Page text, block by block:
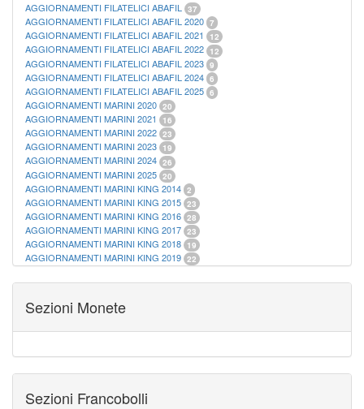
AGGIORNAMENTI FILATELICI ABAFIL 37
AGGIORNAMENTI FILATELICI ABAFIL 2020 7
AGGIORNAMENTI FILATELICI ABAFIL 2021 12
AGGIORNAMENTI FILATELICI ABAFIL 2022 12
AGGIORNAMENTI FILATELICI ABAFIL 2023 9
AGGIORNAMENTI FILATELICI ABAFIL 2024 6
AGGIORNAMENTI FILATELICI ABAFIL 2025 6
AGGIORNAMENTI MARINI 2020 20
AGGIORNAMENTI MARINI 2021 16
AGGIORNAMENTI MARINI 2022 23
AGGIORNAMENTI MARINI 2023 19
AGGIORNAMENTI MARINI 2024 26
AGGIORNAMENTI MARINI 2025 20
AGGIORNAMENTI MARINI KING 2014 2
AGGIORNAMENTI MARINI KING 2015 23
AGGIORNAMENTI MARINI KING 2016 28
AGGIORNAMENTI MARINI KING 2017 23
AGGIORNAMENTI MARINI KING 2018 19
AGGIORNAMENTI MARINI KING 2019 22
ALBUM PER CARTAMONETA 1
CARTELLE FILATELICHE MARINI
21
FOGLI FILATELICI VATICANO 37
FOGLI MARINI PERIODI SEPARATI VATICANO
Sezioni Monete
Sezioni Francobolli